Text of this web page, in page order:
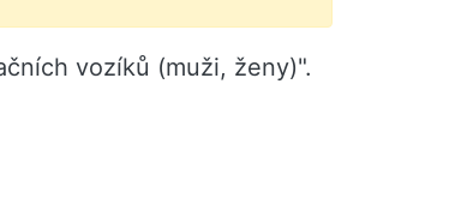
vozíků (muži, ženy)".